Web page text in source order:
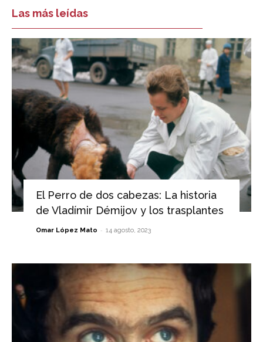
Las más leídas
El Perro de dos cabezas: La historia
de Vladímir Démijov y los trasplantes
Omar López Mato - 14 agosto, 2023